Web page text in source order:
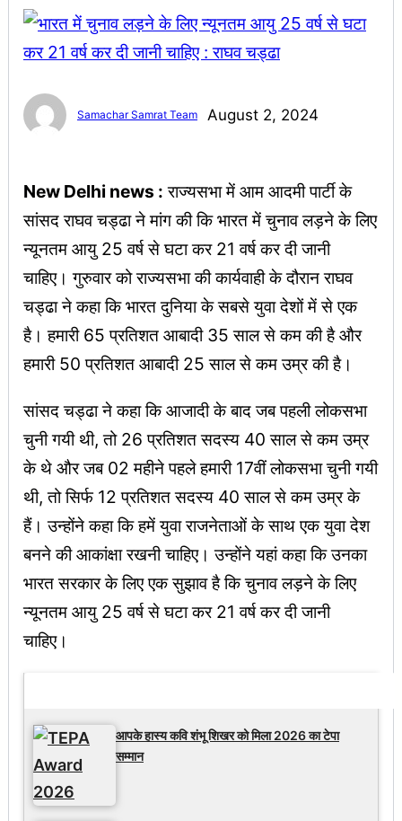
Samachar Samrat Team August 2, 2024
New Delhi news : राज्यसभा में आम आदमी पार्टी के
सांसद राघव चड्ढा ने मांग की कि भारत में चुनाव लड़ने के लिए
न्यूनतम आयु 25 वर्ष से घटा कर 21 वर्ष कर दी जानी
चाहिए। गुरुवार को राज्यसभा की कार्यवाही के दौरान राघव
चड्ढा ने कहा कि भारत दुनिया के सबसे युवा देशों में से एक
है। हमारी 65 प्रतिशत आबादी 35 साल से कम की है और
हमारी 50 प्रतिशत आबादी 25 साल से कम उम्र की है।
सांसद चड्ढा ने कहा कि आजादी के बाद जब पहली लोकसभा
चुनी गयी थी, तो 26 प्रतिशत सदस्य 40 साल से कम उम्र
के थे और जब 02 महीने पहले हमारी 17वीं लोकसभा चुनी गयी
थी, तो सिर्फ 12 प्रतिशत सदस्य 40 साल से कम उम्र के
हैं। उन्होंने कहा कि हमें युवा राजनेताओं के साथ एक युवा देश
बनने की आकांक्षा रखनी चाहिए। उन्होंने यहां कहा कि उनका
भारत सरकार के लिए एक सुझाव है कि चुनाव लड़ने के लिए
न्यूनतम आयु 25 वर्ष से घटा कर 21 वर्ष कर दी जानी
चाहिए।
आपके हास्य कवि शंभू शिखर को मिला 2026 का टेपा
सम्मान